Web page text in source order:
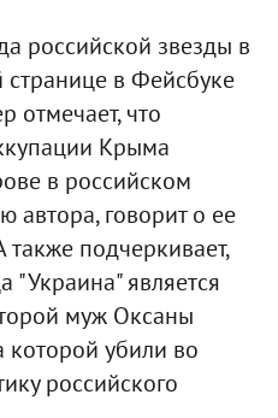
российской звезды в
в Фейсбуке
отмечает, что
Крыма
в российском
автора, говорит о ее
подчеркивает,
"Украина" является
муж Оксаны
которой убили во
российского